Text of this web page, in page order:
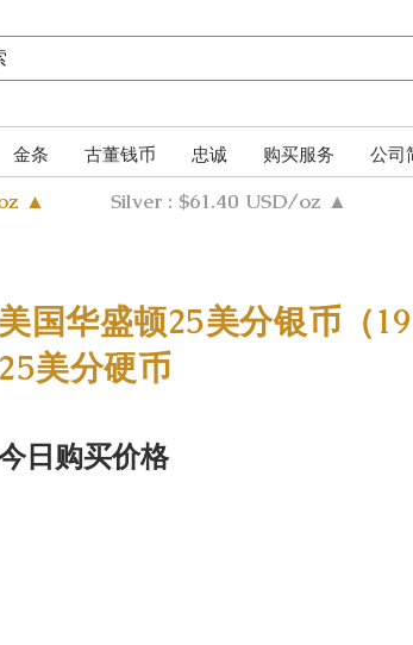
金条 古董钱币 忠诚 购买服务 公司
▲ Silver : $61.40 USD/oz ▲
美国华盛顿25美分银币（
25美分硬币
日购买价格